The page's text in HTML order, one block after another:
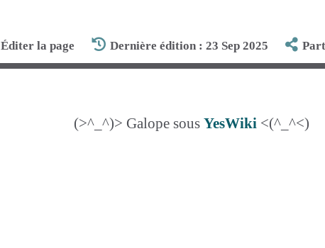
Éditer la page Dernière édition : 23 Sep 2025
(>^_^)> Galope sous YesWiki <(^_^<)